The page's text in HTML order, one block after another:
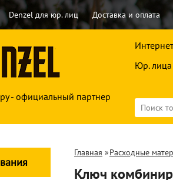
Denzel для юр. лиц Доставка и оплата
- официальный партнер
Юр. лица
Главная »Расходные
Ключ